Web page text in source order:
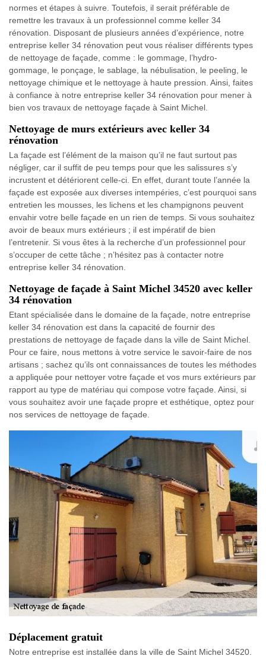
normes et étapes à suivre. Toutefois, il serait préférable de
remettre les travaux à un professionnel comme keller 34
rénovation. Disposant de plusieurs années d’expérience, notre
entreprise keller 34 rénovation peut vous réaliser différents types
de nettoyage de façade, comme : le gommage, l’hydro-
gommage, le ponçage, le sablage, la nébulisation, le peeling, le
nettoyage chimique et le nettoyage à haute pression. Ainsi, faites
à confiance à notre entreprise keller 34 rénovation pour mener à
bien vos travaux de nettoyage façade à Saint Michel.
Nettoyage de murs extérieurs avec keller 34
rénovation
La façade est l’élément de la maison qu’il ne faut surtout pas
négliger, car il suffit de peu temps pour que les salissures s’y
incrustent et détériorent celle-ci. En effet, durant toute l’année la
façade est exposée aux diverses intempéries, c’est pourquoi sans
entretien les mousses, les lichens et les champignons peuvent
envahir votre belle façade en un rien de temps. Si vous souhaitez
avoir de beaux murs extérieurs ; il est impératif de bien
l’entretenir. Si vous êtes à la recherche d’un professionnel pour
s’occuper de cette tâche ; n’hésitez pas à contacter notre
entreprise keller 34 rénovation.
Nettoyage de façade à Saint Michel 34520 avec keller
34 rénovation
Etant spécialisée dans le domaine de la façade, notre entreprise
keller 34 rénovation est dans la capacité de fournir des
prestations de nettoyage de façade dans la ville de Saint Michel.
Pour ce faire, nous mettons à votre service le savoir-faire de nos
artisans ; sachez qu’ils ont connaissances de toutes les méthodes
a appliquée pour nettoyer votre façade et vos murs extérieurs par
rapport au type de matériau qui compose votre façade. Ainsi, si
vous souhaitez avoir une façade propre et esthétique, optez pour
nos services de nettoyage de façade.
Déplacement gratuit
Notre entreprise est installée dans la ville de Saint Michel 34520.